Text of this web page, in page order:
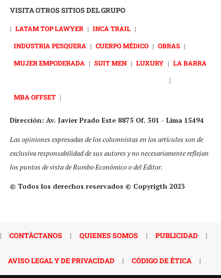
VISITA OTROS SITIOS DEL GRUPO
| LATAM TOP LAWYER | INCA TRAIL |
INDUSTRIA PESQUERA | CUERPO MÉDICO | OBRAS |
MUJER EMPODERADA | SUIT MEN | LUXURY | LA BARRA
|
MBA OFFSET |
Dirección: Av. Javier Prado Este 8875 Of. 501 - Lima 15494
Las opiniones expresadas de los columnistas en los artículos son de
exclusiva responsabilidad de sus autores y no necesariamente reflejan
los puntos de vista de Rumbo Económico o del Editor.
© Todos los derechos reservados © Copyrigth 2023
| CONTÁCTANOS | QUIENES SOMOS | PUBLICIDAD |
AVISO LEGAL Y DE PRIVACIDAD | CÓDIGO DE ÉTICA |